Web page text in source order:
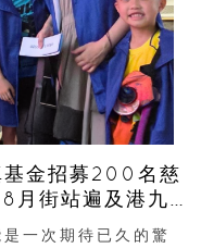
基金招募200名慈
月街站遍及港九
一次期待已久的驚